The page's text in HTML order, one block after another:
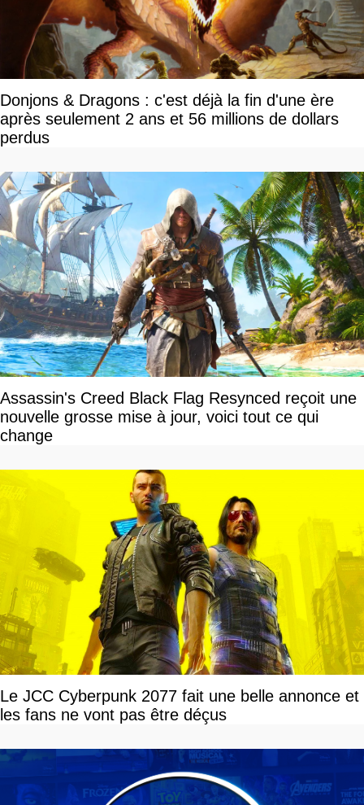
Donjons & Dragons : c'est déjà la fin d'une ère
après seulement 2 ans et 56 millions de dollars
perdus
Assassin's Creed Black Flag Resynced reçoit une
nouvelle grosse mise à jour, voici tout ce qui
change
Le JCC Cyberpunk 2077 fait une belle annonce et
les fans ne vont pas être déçus